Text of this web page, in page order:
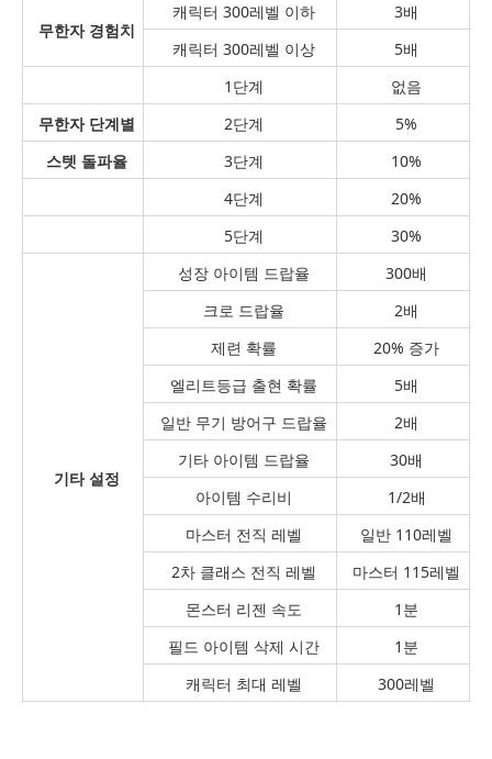
무한자 경험치
캐릭터 300레벨 이하
3배
캐릭터 300레벨 이상
5배
1단계
없음
무한자 단계별
2단계
5%
스텟 돌파율
3단계
10%
4단계
20%
5단계
30%
기타 설정
성장 아이템 드랍율
300배
크로 드랍율
2배
제련 확률
20% 증가
엘리트등급 출현 확률
5배
일반 무기 방어구 드랍율
2배
기타 아이템 드랍율
30배
아이템 수리비
1/2배
마스터 전직 레벨
일반 110레벨
2차 클래스 전직 레벨
마스터 115레벨
몬스터 리젠 속도
1분
필드 아이템 삭제 시간
1분
캐릭터 최대 레벨
300레벨